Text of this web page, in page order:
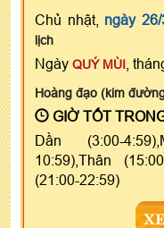
Chủ nhật, ngày
lịch
Ngày QUÝ MÙI ,
Hoàng đạo (kim
GIỜ TỐT
Dần (3:00-
10:59),Thân
(21:00-22:59)